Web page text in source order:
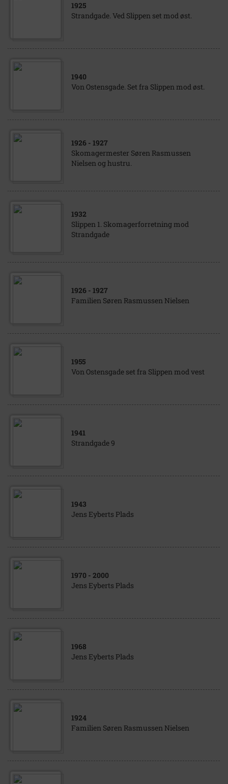
1925
Strandgade. Ved Slippen set mod øst.
1940
Von Ostensgade. Set fra Slippen mod øst.
1926 - 1927
Skomagermester Søren Rasmussen
Nielsen og hustru.
1932
Slippen 1. Skomagerforretning mod
Strandgade
1926 - 1927
Familien Søren Rasmussen Nielsen
1955
Von Ostensgade set fra Slippen mod vest
1941
Strandgade 9
1943
Jens Eyberts Plads
1970 - 2000
Jens Eyberts Plads
1968
Jens Eyberts Plads
1924
Familien Søren Rasmussen Nielsen